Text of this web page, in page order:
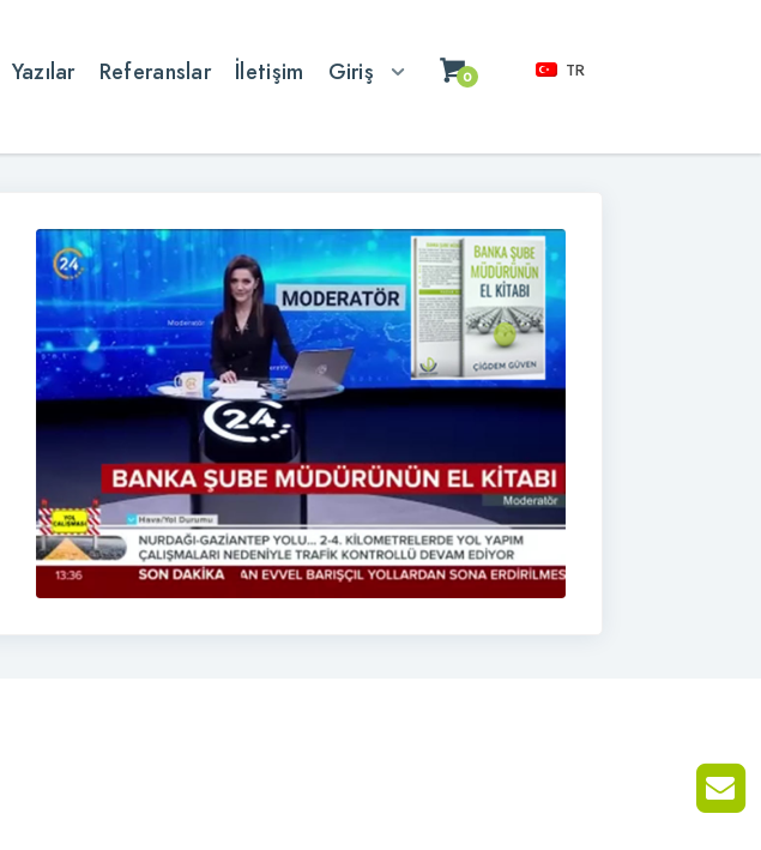
Yazılar Referanslar İletişim Giriş 0 TR